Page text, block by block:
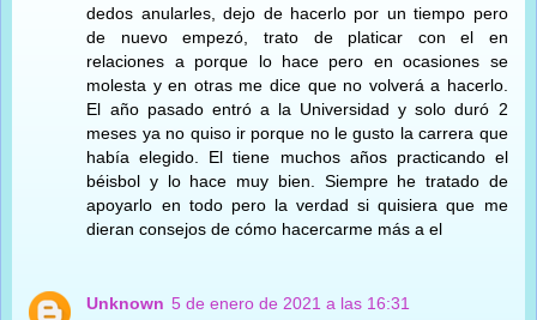
dedos anularles, dejo de hacerlo por un tiempo pero
de nuevo empezó, trato de platicar con el en
relaciones a porque lo hace pero en ocasiones se
molesta y en otras me dice que no volverá a hacerlo.
El año pasado entró a la Universidad y solo duró 2
meses ya no quiso ir porque no le gusto la carrera que
había elegido. El tiene muchos años practicando el
béisbol y lo hace muy bien. Siempre he tratado de
apoyarlo en todo pero la verdad si quisiera que me
dieran consejos de cómo hacercarme más a el
Unknown 5 de enero de 2021 a las 16:31